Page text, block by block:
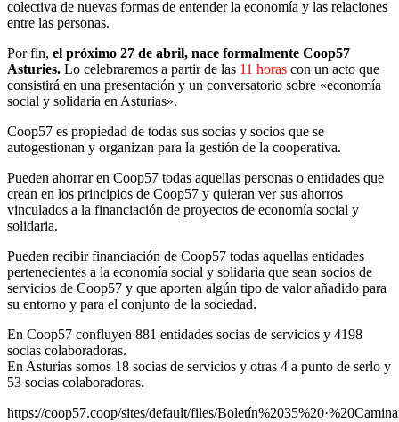
colectiva de nuevas formas de entender la economía y las relaciones
entre las personas.
Por fin, el próximo 27 de abril, nace formalmente Coop57
Asturies. Lo celebraremos a partir de las 11 horas con un acto que
consistirá en una presentación y un conversatorio sobre «economía
social y solidaria en Asturias».
Coop57 es propiedad de todas sus socias y socios que se
autogestionan y organizan para la gestión de la cooperativa.
Pueden ahorrar en Coop57 todas aquellas personas o entidades que
crean en los principios de Coop57 y quieran ver sus ahorros
vinculados a la financiación de proyectos de economía social y
solidaria.
Pueden recibir financiación de Coop57 todas aquellas entidades
pertenecientes a la economía social y solidaria que sean socios de
servicios de Coop57 y que aporten algún tipo de valor añadido para
su entorno y para el conjunto de la sociedad.
En Coop57 confluyen 881 entidades socias de servicios y 4198
socias colaboradoras.
En Asturias somos 18 socias de servicios y otras 4 a punto de serlo y
53 socias colaboradoras.
https://coop57.coop/sites/default/files/